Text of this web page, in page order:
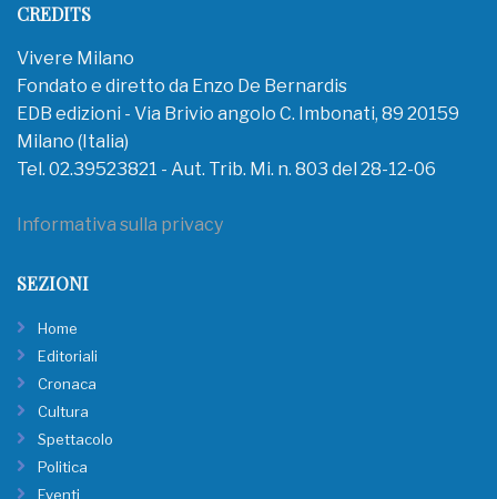
CREDITS
Vivere Milano
Fondato e diretto da Enzo De Bernardis
EDB edizioni - Via Brivio angolo C. Imbonati, 89 20159
Milano (Italia)
Tel. 02.39523821 - Aut. Trib. Mi. n. 803 del 28-12-06
Informativa sulla privacy
SEZIONI
Home
Editoriali
Cronaca
Cultura
Spettacolo
Politica
Eventi